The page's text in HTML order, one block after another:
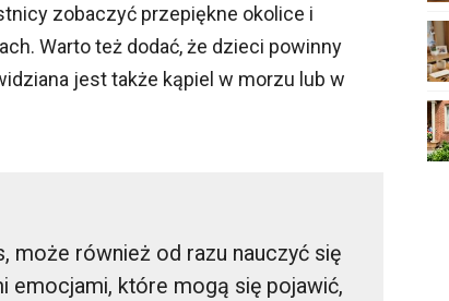
zobaczyć przepiękne okolice i
Warto też dodać, że dzieci powinny
jest także kąpiel w morzu lub w
może również od razu nauczyć się
emocjami, które mogą się pojawić,